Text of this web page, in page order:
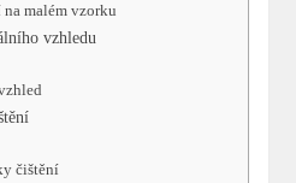
malém vzorku
vzhledu
čištění